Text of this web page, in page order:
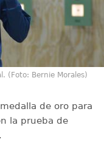
(Foto: Bernie Morales)
de oro para
la prueba de